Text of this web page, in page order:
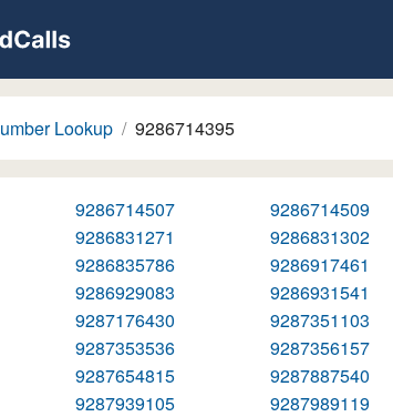
Lookup 9286714395
9286714507 9286714509
9286831271 9286831302
9286835786 9286917461
9286929083 9286931541
9287176430 9287351103
9287353536 9287356157
9287654815 9287887540
9287939105 9287989119